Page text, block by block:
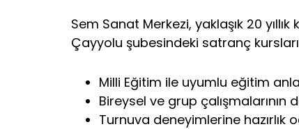
Sem Sanat Merkezi, yaklaşık 20
Çayyolu şubesindeki satranç
Milli Eğitim ile uyumlu eğitim
Bireysel ve grup
Turnuva deneyimlerine hazırlık